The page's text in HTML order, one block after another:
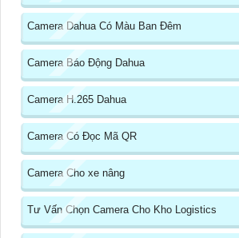
Camera Dahua Có Màu Ban Đêm
Camera Báo Động Dahua
Camera H.265 Dahua
Camera Có Đọc Mã QR
Camera Cho xe nâng
Tư Vấn Chọn Camera Cho Kho Logistics